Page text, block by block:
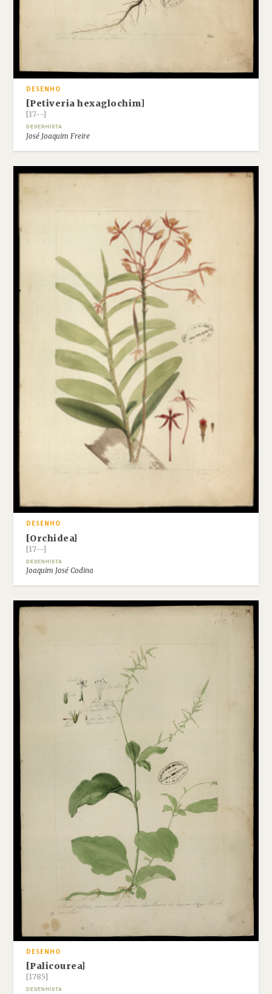
DESENHO
[Petiveria hexaglochim]
[17--]
DESENHISTA
José Joaquim Freire
DESENHO
[Orchidea]
[17--]
DESENHISTA
Joaquim José Codina
DESENHO
[Palicourea]
[1785]
DESENHISTA